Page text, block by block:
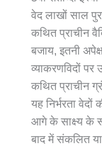
वेद लाखों साल
कथित प्राचीन
बजाय, इतनी
व्याकरणविदों पर
कथित प्राचीन
यह निर्भरता
आगे के साक्ष्य के
बाद में संकलित